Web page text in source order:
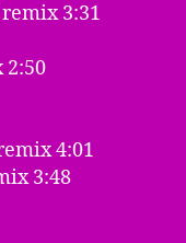
remix 3:31
2:50
4:01
3:48